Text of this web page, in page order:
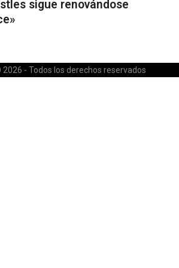
sigue renovándose
2026 - Todos los derechos reservados